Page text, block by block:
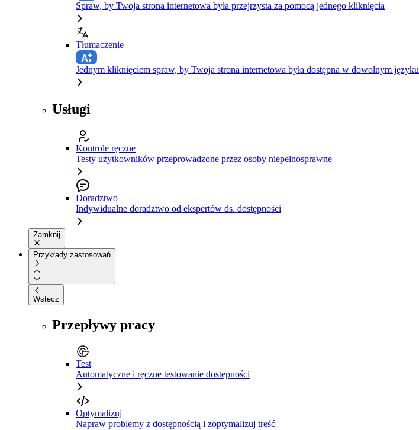
Spraw, by Twoja strona internetowa była przejrzysta za pomocą jednego kliknięcia
Tłumaczenie
Jednym kliknięciem spraw, by Twoja strona internetowa była dostępna w dowolnym języku
Usługi
Kontrole ręczne
Testy użytkowników przeprowadzone przez osoby niepełnosprawne
Doradztwo
Indywidualne doradztwo od ekspertów ds. dostępności
Zamknij
Przykłady zastosowań
Wstecz
Przepływy pracy
Test
Automatyczne i ręczne testowanie dostępności
Optymalizuj
Napraw problemy z dostępnością i zoptymalizuj treść